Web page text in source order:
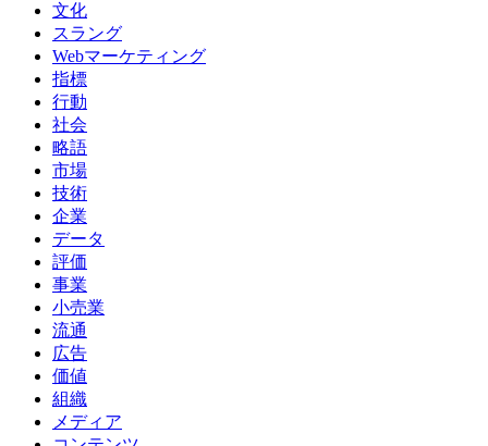
文化
スラング
Webマーケティング
指標
行動
社会
略語
市場
技術
企業
データ
評価
事業
小売業
流通
広告
価値
組織
メディア